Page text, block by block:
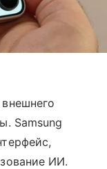
Samsung
ИИ.